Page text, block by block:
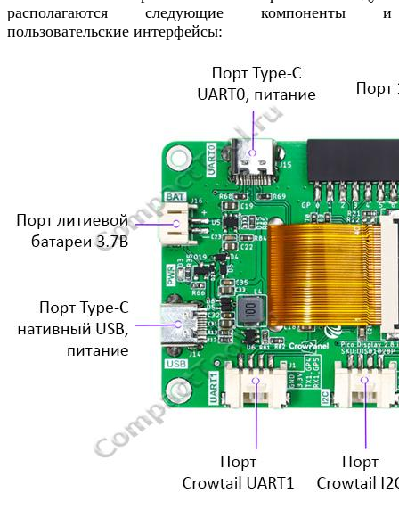
располагаются следующие компоненты и
пользовательские интерфейсы: